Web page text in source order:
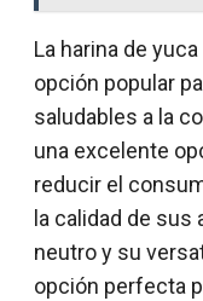
La harina de
opción popular
saludables a la
una excelente
reducir el
la calidad de
neutro y su
opción perfecta